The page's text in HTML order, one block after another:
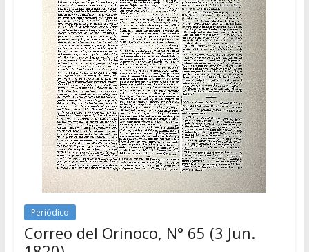
Periódico
Correo del Orinoco, N° 65 (3 Jun.